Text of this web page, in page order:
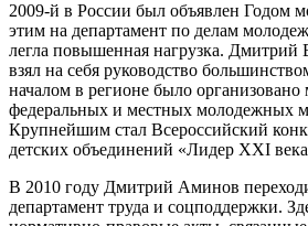
2009-й в России был объявлен Годом
этим на департамент по делам
легла повышенная нагрузка.
взял на себя руководство
началом в регионе было организовано
федеральных и местных молодежных
Крупнейшим стал Всероссийский
детских объединений «Лидер XXI
В 2010 году Дмитрий Аминов
департамент труда и соцподдержки.